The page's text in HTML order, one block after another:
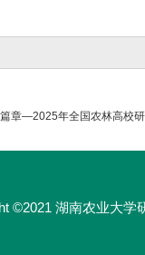
章—2025年全国农林高校
©2021 湖南农业大学